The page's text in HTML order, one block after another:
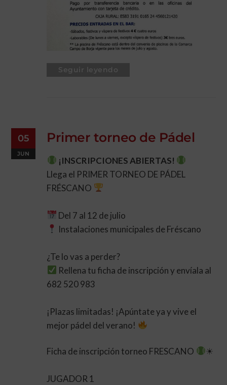
Seguir leyendo
05
JUN
Primer torneo de Pádel
¡INSCRIPCIONES ABIERTAS!
Llega el PRIMER TORNEO DE PÁDEL
FRÉSCANO
Del 7 al 12 de julio
Instalaciones municipales de Fréscano
¿Te lo vas a perder?
Rellena tu ficha de inscripción y envíala al
682 520 983
¡Plazas limitadas! ¡Apúntate ya y vive el
mejor pádel del verano!
Ficha de inscripción torneo FRESCANO ☀
JUGADOR 1